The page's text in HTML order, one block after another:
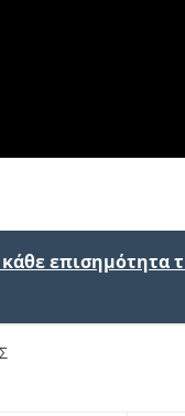
επισημότητα